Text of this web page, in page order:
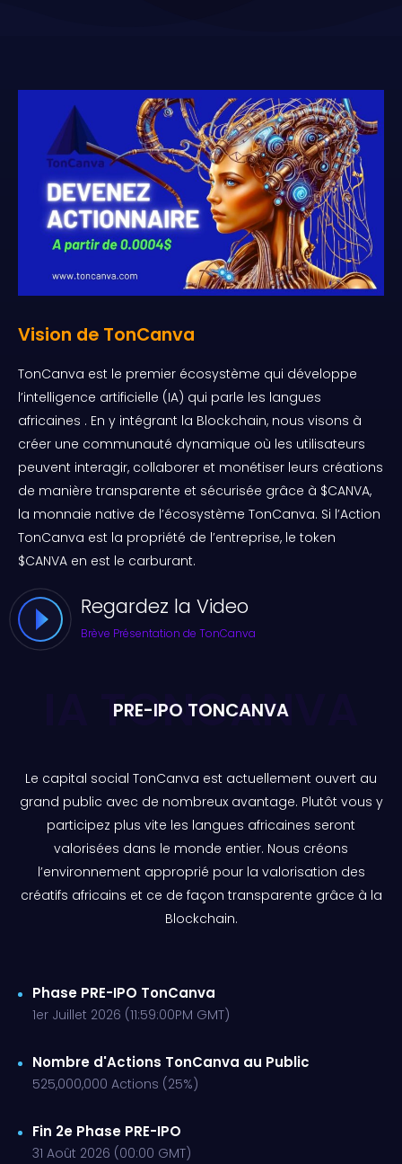
Vision de TonCanva
TonCanva est le premier écosystème qui développe
l’intelligence artificielle (IA) qui parle les langues
africaines . En y intégrant la Blockchain, nous visons à
créer une communauté dynamique où les utilisateurs
peuvent interagir, collaborer et monétiser leurs créations
de manière transparente et sécurisée grâce à $CANVA,
la monnaie native de l’écosystème TonCanva. Si l’Action
TonCanva est la propriété de l’entreprise, le token
$CANVA en est le carburant.
Regardez la Video
Brève Présentation de TonCanva
PRE-IPO TONCANVA
IA TONCANVA
Le capital social TonCanva est actuellement ouvert au
grand public avec de nombreux avantage. Plutôt vous y
participez plus vite les langues africaines seront
valorisées dans le monde entier. Nous créons
l’environnement approprié pour la valorisation des
créatifs africains et ce de façon transparente grâce à la
Blockchain.
Phase PRE-IPO TonCanva
1er Juillet 2026 (11:59:00PM GMT)
Nombre d'Actions TonCanva au Public
525,000,000 Actions (25%)
Fin 2e Phase PRE-IPO
31 Août 2026 (00:00 GMT)